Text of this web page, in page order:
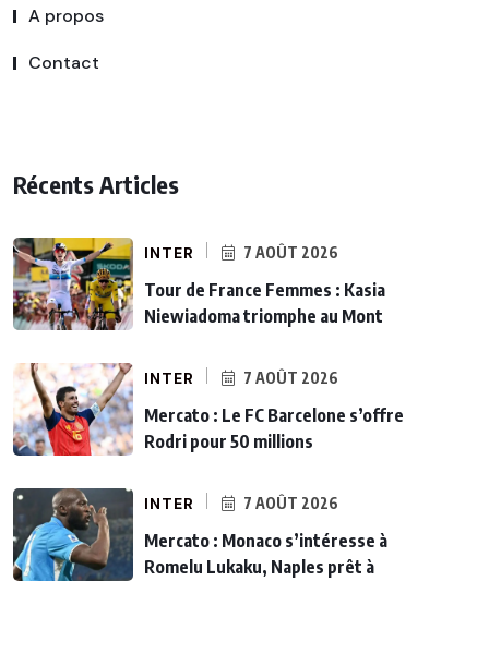
A propos
Contact
Récents Articles
INTER 7 AOÛT 2026
Tour de France Femmes : Kasia
Niewiadoma triomphe au Mont
INTER 7 AOÛT 2026
Mercato : Le FC Barcelone s’offre
Rodri pour 50 millions
INTER 7 AOÛT 2026
Mercato : Monaco s’intéresse à
Romelu Lukaku, Naples prêt à